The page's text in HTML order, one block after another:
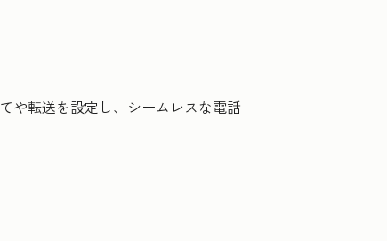
や転送を設定し、シームレスな電話